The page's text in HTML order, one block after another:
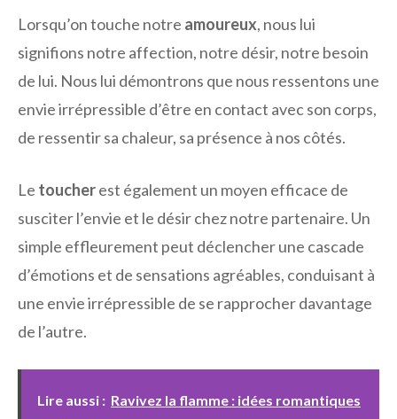
Lorsqu’on touche notre amoureux, nous lui
signifions notre affection, notre désir, notre besoin
de lui. Nous lui démontrons que nous ressentons une
envie irrépressible d’être en contact avec son corps,
de ressentir sa chaleur, sa présence à nos côtés.
Le toucherest également un moyen efficace de
susciter l’envie et le désir chez notre partenaire. Un
simple effleurement peut déclencher une cascade
d’émotions et de sensations agréables, conduisant à
une envie irrépressible de se rapprocher davantage
de l’autre.
Lire aussi : Ravivez la flamme : idées romantiques